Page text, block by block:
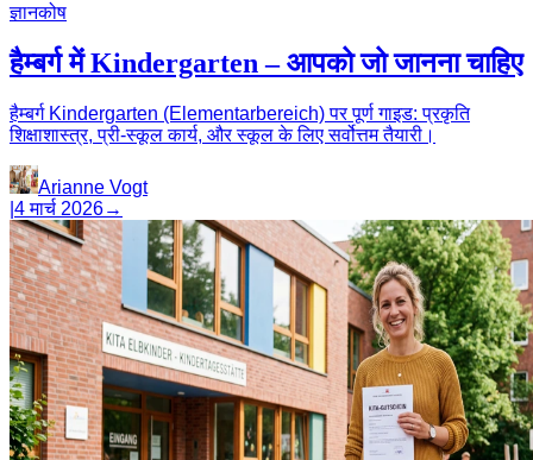
ज्ञानकोष
हैम्बर्ग में Kindergarten – आपको जो जानना चाहिए
हैम्बर्ग Kindergarten (Elementarbereich) पर पूर्ण गाइड: प्रकृति
शिक्षाशास्त्र, प्री-स्कूल कार्य, और स्कूल के लिए सर्वोत्तम तैयारी।
Arianne Vogt
4 मार्च 2026→